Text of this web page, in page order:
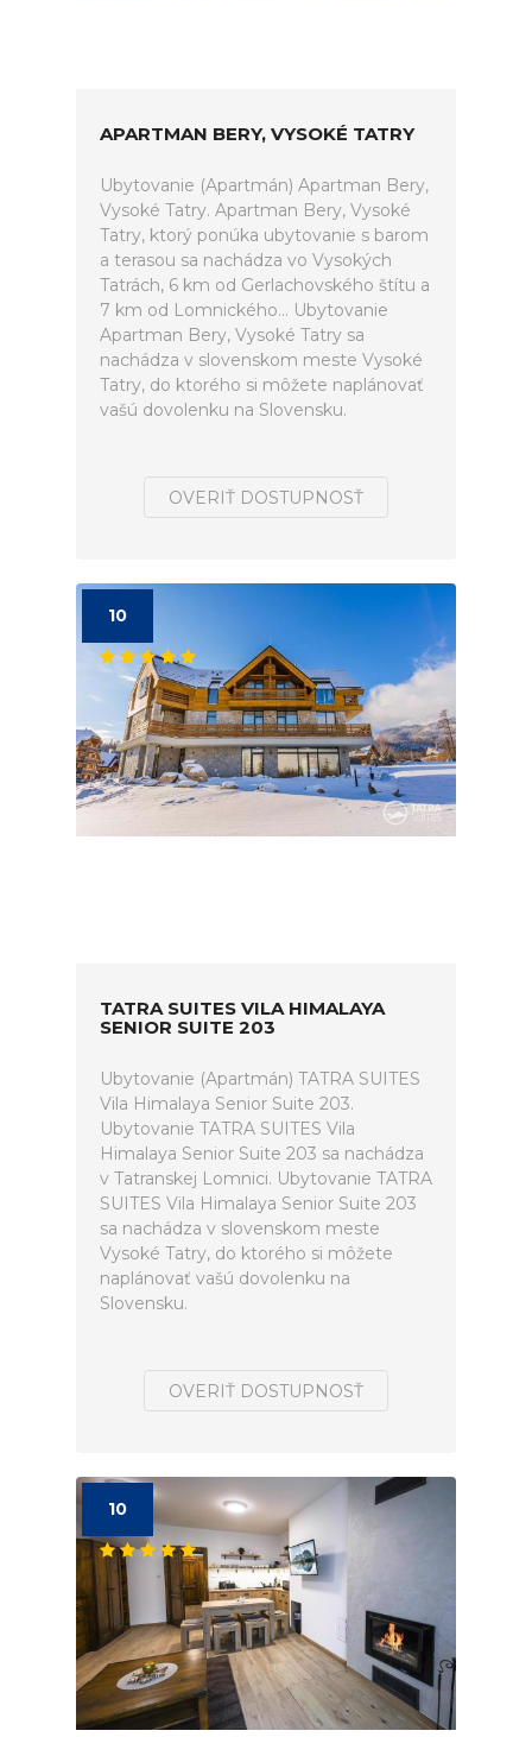
APARTMAN BERY, VYSOKÉ TATRY
Ubytovanie (Apartmán) Apartman Bery,
Vysoké Tatry. Apartman Bery, Vysoké
Tatry, ktorý ponúka ubytovanie s barom
a terasou sa nachádza vo Vysokých
Tatrách, 6 km od Gerlachovského štítu a
7 km od Lomnického... Ubytovanie
Apartman Bery, Vysoké Tatry sa
nachádza v slovenskom meste Vysoké
Tatry, do ktorého si môžete naplánovať
vašú dovolenku na Slovensku.
OVERIŤ DOSTUPNOSŤ
10
TATRA SUITES VILA HIMALAYA
SENIOR SUITE 203
Ubytovanie (Apartmán) TATRA SUITES
Vila Himalaya Senior Suite 203.
Ubytovanie TATRA SUITES Vila
Himalaya Senior Suite 203 sa nachádza
v Tatranskej Lomnici. Ubytovanie TATRA
SUITES Vila Himalaya Senior Suite 203
sa nachádza v slovenskom meste
Vysoké Tatry, do ktorého si môžete
naplánovať vašú dovolenku na
Slovensku.
OVERIŤ DOSTUPNOSŤ
10